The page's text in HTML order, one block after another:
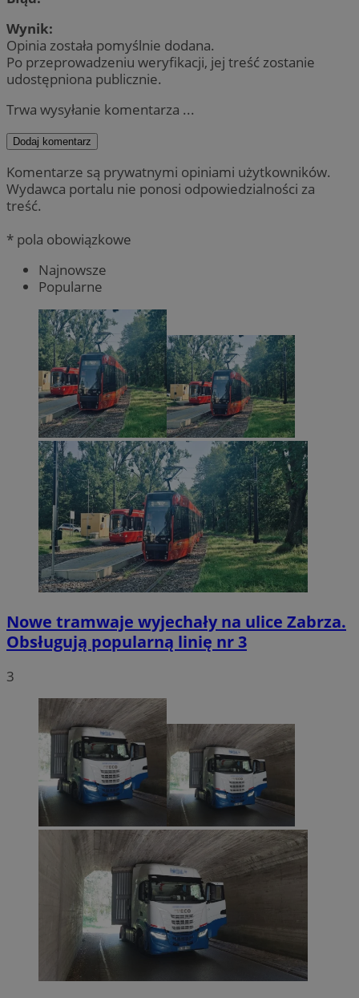
Wynik:
Opinia została pomyślnie dodana.
Po przeprowadzeniu weryfikacji, jej treść zostanie
udostępniona publicznie.
Trwa wysyłanie komentarza ...
Dodaj komentarz
Komentarze są prywatnymi opiniami użytkowników.
Wydawca portalu nie ponosi odpowiedzialności za
treść.
* pola obowiązkowe
Najnowsze
Popularne
Nowe tramwaje wyjechały na ulice Zabrza.
Obsługują popularną linię nr 3
3